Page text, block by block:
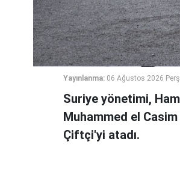
Yayınlanma: 06 Ağustos 2026
Suriye yönetimi,
Muhammed el
Çiftçi'yi atadı.